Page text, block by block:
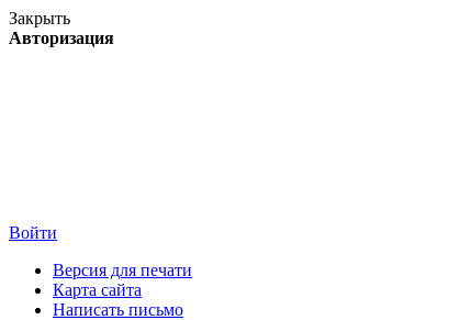
Закрыть
Авторизация
Войти
Версия для печати
Карта сайта
Написать письмо